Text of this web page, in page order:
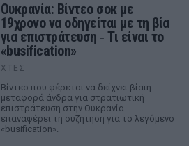
Ουκρανία: Βίντεο σοκ με
19χρονο να οδηγείται με τη βία
για επιστράτευση ‑ Τι είναι το
«busification»
ΧΤΕΣ
Βίντεο που φέρεται να δείχνει βίαιη
μεταφορά άνδρα για στρατιωτική
επιστράτευση στην Ουκρανία
επαναφέρει τη συζήτηση για το λεγόμενο
«busification».